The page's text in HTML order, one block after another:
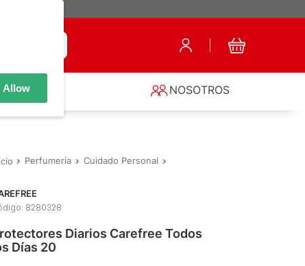
NOSOTROS
Perfumería Cuidado Personal
: 8280328
Diarios Carefree Todos
Días 20
Allow